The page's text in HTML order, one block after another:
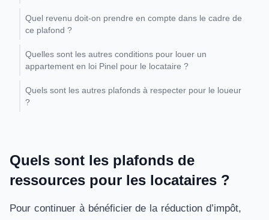
Quel revenu doit-on prendre en compte dans le cadre de
ce plafond ?
Quelles sont les autres conditions pour louer un
appartement en loi Pinel pour le locataire ?
Quels sont les autres plafonds à respecter pour le loueur
?
Quels sont les plafonds de
ressources pour les locataires ?
Pour continuer à bénéficier de la réduction d’impôt,